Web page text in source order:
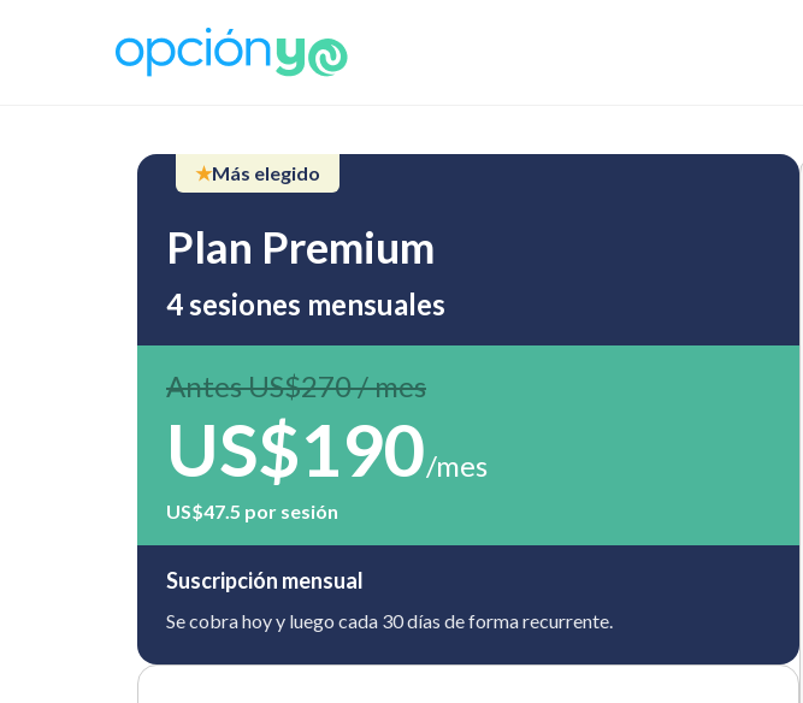
★Más elegido
Plan Premium
4 sesiones mensuales
Antes US$270 / mes
US$190/mes
US$47.5 por sesión
Suscripción mensual
Se cobra hoy y luego cada 30 días de forma recurrente.